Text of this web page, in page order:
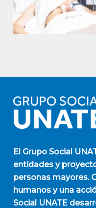
El Grupo Social
entidades y
personas mayores.
humanos y una
Social UNATE